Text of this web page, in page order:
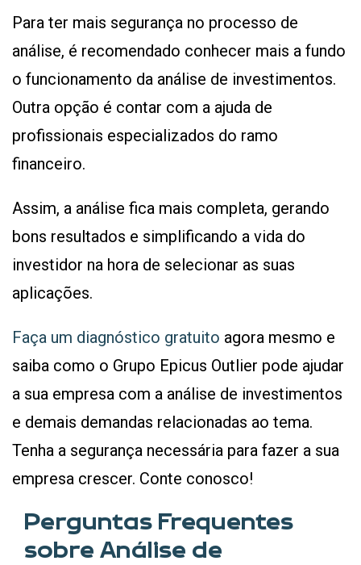
Para ter mais segurança no processo de
análise, é recomendado conhecer mais a fundo
o funcionamento da análise de investimentos.
Outra opção é contar com a ajuda de
profissionais especializados do ramo
financeiro.
Assim, a análise fica mais completa, gerando
bons resultados e simplificando a vida do
investidor na hora de selecionar as suas
aplicações.
Faça um diagnóstico gratuito agora mesmo e
saiba como o Grupo Epicus Outlier pode ajudar
a sua empresa com a análise de investimentos
e demais demandas relacionadas ao tema.
Tenha a segurança necessária para fazer a sua
empresa crescer. Conte conosco!
Perguntas Frequentes
sobre Análise de